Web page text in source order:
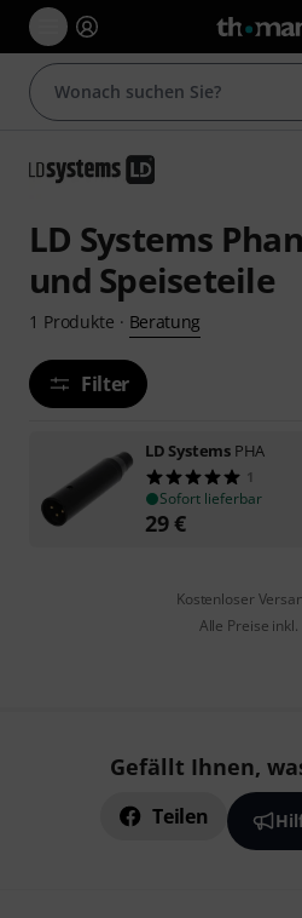
LD Systems
und Speiseteile
1 Produkte · Beratung
Filter
LD Systems PHA
1
Sofort lieferbar
29€
Kostenloser
Alle Preise inkl.
Gefällt Ihnen,
Teilen